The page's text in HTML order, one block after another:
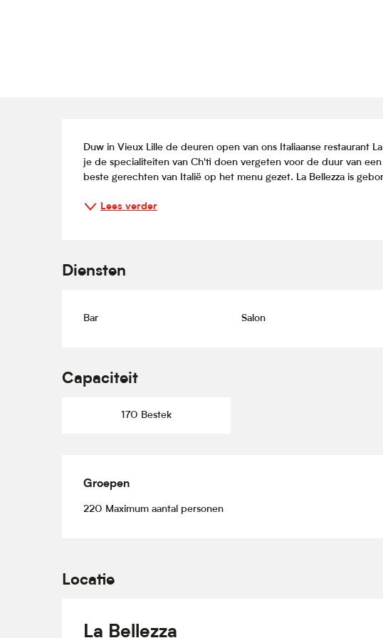
Beschrijving
Duw in Vieux Lille de deuren open van ons Italiaanse restaurant
je de specialiteiten van Ch'ti doen vergeten voor de duur van
beste gerechten van Italië op het menu gezet. La Bellezza is
Lees verder
Diensten
Bar Salon
Capaciteit
170 Bestek
Groepen
Groepen
220 Maximum aantal personen
Locatie
La Bellezza